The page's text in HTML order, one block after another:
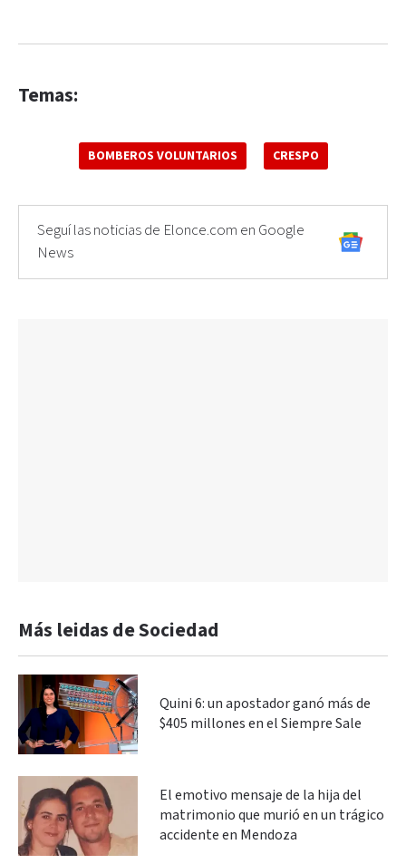
Temas:
BOMBEROS VOLUNTARIOS CRESPO
Seguí las noticias de Elonce.com en Google
News
Más leidas de Sociedad
Quini 6: un apostador ganó más de
$405 millones en el Siempre Sale
El emotivo mensaje de la hija del
matrimonio que murió en un trágico
accidente en Mendoza